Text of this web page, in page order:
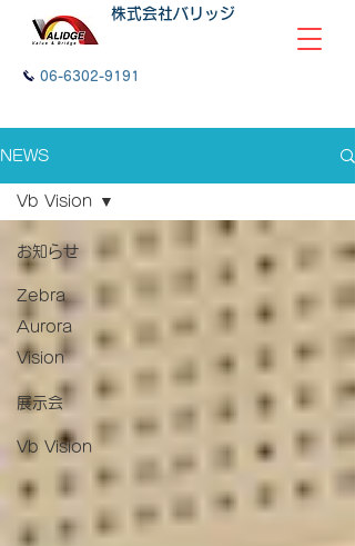
06-6302-9191
株式会社バリッジ
NEWS
お知らせ
Zebra
Aurora
Vision
展示会
Vb Vision
Vb Vision